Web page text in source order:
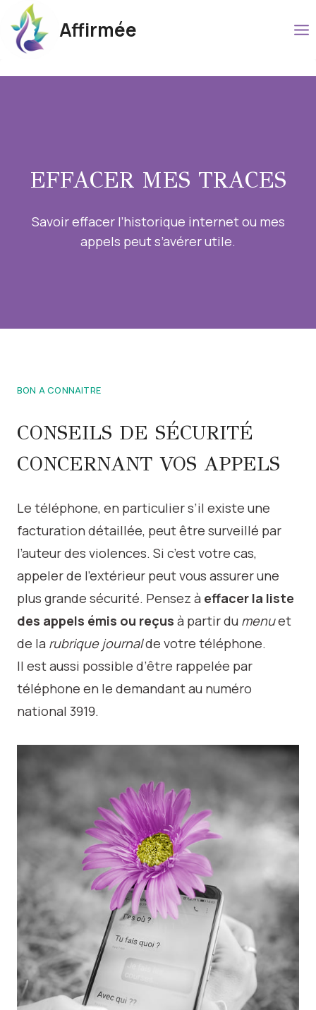
Aller
au
contenu
Affirmée
EFFACER MES TRACES
Savoir effacer l’historique internet ou mes
appels peut s’avérer utile.
BON A CONNAITRE
CONSEILS DE SÉCURITÉ
CONCERNANT VOS APPELS
Le téléphone, en particulier s’il existe une
facturation détaillée, peut être surveillé par
l’auteur des violences. Si c’est votre cas,
appeler de l’extérieur peut vous assurer une
plus grande sécurité. Pensez à effacer la liste
des appels émis ou reçus à partir du menuet
de la rubrique journalde votre téléphone.
Il est aussi possible d’être rappelée par
téléphone en le demandant au numéro
national 3919.